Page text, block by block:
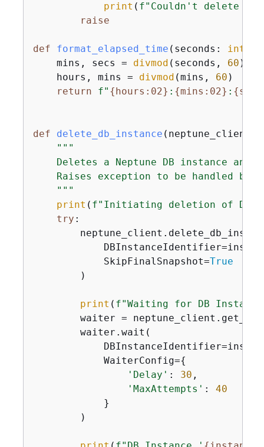
print ( f"Couldn't delete
raise
def format_elapsed_time ( seconds: int
    mins, secs =
divmod (seconds, 60 )
    hours, mins =
divmod (mins, 60 )
return
f" {hours:02} : {mins:02} : {
def delete_db_instance (
"""
Deletes a Neptune DB instance and
Raises exception to be handled by
    """
print ( f"Initiating deletion of DB
try :
            SkipFinalSnapshot=
True
        )
print ( f"Waiting for DB
waiter =
        waiter.wait(
            WaiterConfig=
{
'Delay' : 30 ,
'MaxAttempts' : 40
            }
        )